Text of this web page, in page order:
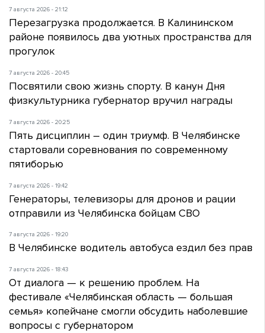
7 августа 2026 - 21:12
Перезагрузка продолжается. В Калининском
районе появилось два уютных пространства для
прогулок
7 августа 2026 - 20:45
Посвятили свою жизнь спорту. В канун Дня
физкультурника губернатор вручил награды
7 августа 2026 - 20:25
Пять дисциплин – один триумф. В Челябинске
стартовали соревнования по современному
пятиборью
7 августа 2026 - 19:42
Генераторы, телевизоры для дронов и рации
отправили из Челябинска бойцам СВО
7 августа 2026 - 19:20
В Челябинске водитель автобуса ездил без прав
7 августа 2026 - 18:43
От диалога — к решению проблем. На
фестивале «Челябинская область — большая
семья» копейчане смогли обсудить наболевшие
вопросы с губернатором